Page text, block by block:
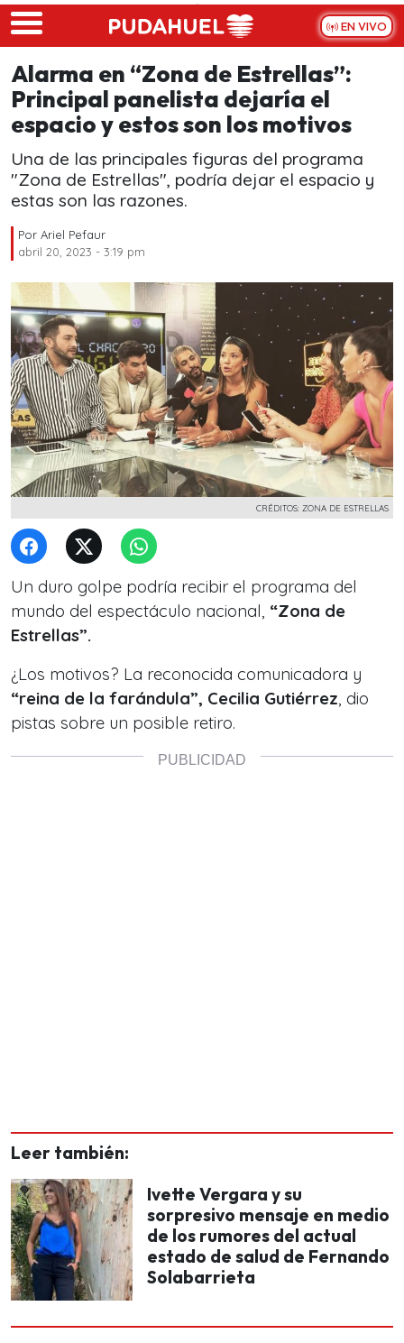
Skip to main content
EN VIVO
Alarma en “Zona de Estrellas”:
Principal panelista dejaría el
espacio y estos son los motivos
Una de las principales figuras del programa
"Zona de Estrellas", podría dejar el espacio y
estas son las razones.
Por Ariel Pefaur
abril 20, 2023 - 3:19 pm
CRÉDITOS: ZONA DE ESTRELLAS
Un duro golpe podría recibir el programa del
mundo del espectáculo nacional, “Zona de
Estrellas”.
¿Los motivos? La reconocida comunicadora y
“reina de la farándula”, Cecilia Gutiérrez, dio
pistas sobre un posible retiro.
Leer también:
Ivette Vergara y su
sorpresivo mensaje en medio
de los rumores del actual
estado de salud de Fernando
Solabarrieta